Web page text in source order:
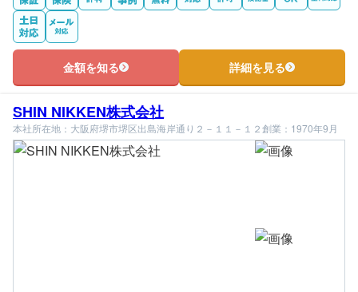
金額を知る 詳細を見る
SHIN NIKKEN株式会社
本社所在地：大阪府堺市堺区出島海岸通り２－１１－１２創業：1970年9月